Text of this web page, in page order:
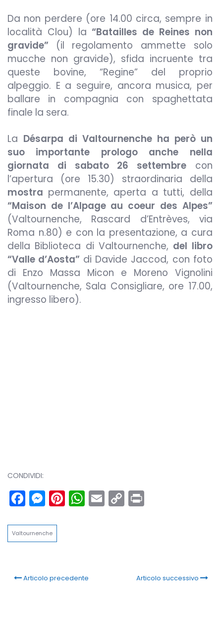
Da non perdere (ore 14.00 circa, sempre in
località Clou) la“Batailles de Reines non
gravide” (il regolamento ammette solo
mucche non gravide), sfida incruente tra
queste bovine, “Regine” del proprio
alpeggio. E a seguire, ancora musica, per
ballare in compagnia con spaghettata
finale la sera.
La Désarpa di Valtournenche ha però un
suo importante prologo anche nella
giornata di sabato 26 settembre con
l’apertura (ore 15.30) straordinaria della
mostra permanente, aperta a tutti, della
“Maison de l’Alpage au coeur des Alpes”
(Valtournenche, Rascard d’Entrèves, via
Roma n.80) e con la presentazione, a cura
della Biblioteca di Valtournenche, del libro
“Valle d’Aosta” di Davide Jaccod, con foto
di Enzo Massa Micon e Moreno Vignolini
(Valtournenche, Sala Consigliare, ore 17.00,
ingresso libero).
CONDIVIDI:
Facebook
Messenger
Pinterest
WhatsApp
Email
Copy
Link
Valtournenche
Articolo precedente Articolo successivo